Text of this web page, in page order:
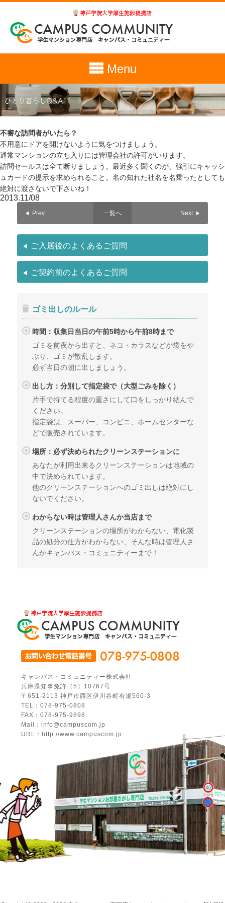
Menu
不審な訪問者がいたら？
不用意にドアを開けないように気をつけましょう。
通常マンションの立ち入りには管理会社の許可がいります。
訪問セールスは全て断りましょう。最近多く聞くのが、強引にキャッシ
ュカードの提示を求められること。名の知れた社名を名乗ったとしても
絶対に渡さないで下さいね！
2013.11/08
Prev 一覧へ Next
ご入居後のよくあるご質問
ご契約前のよくあるご質問
ゴミ出しのルール
時間：収集日当日の午前5時から午前8時まで
ゴミを前夜から出すと、ネコ・カラスなどが袋をや
ぶり、ゴミが散乱します。
必ず当日の朝に出しましょう。
出し方：分別して指定袋で（大型ごみを除く）
片手で持てる程度の重さにして口をしっかり結んで
ください。
指定袋は、スーパー、コンビニ、ホームセンターな
どで販売されています。
場所：必ず決められたクリーンステーションに
あなたが利用出来るクリーンステーションは地域の
中で決められています。
他のクリーンステーションへのゴミ出しは絶対にし
ないでください。
わからない時は管理人さんか当店まで
クリーンステーションの場所がわからない、電化製
品の処分の仕方がわからない、そんな時は管理人さ
んかキャンパス・コミュニティーまで！
キャンパス・コミュニティー株式会社
兵庫県知事免許（5）10767号
〒651-2113 神戸市西区伊川谷町有瀬560-3
TEL：078-975-0808
FAX：078-975-9898
Mail：info@campuscom.jp
URL：http://www.campuscom.jp